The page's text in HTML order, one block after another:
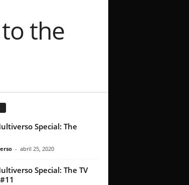
the
Special: The
- abril 25, 2020
Special: The TV